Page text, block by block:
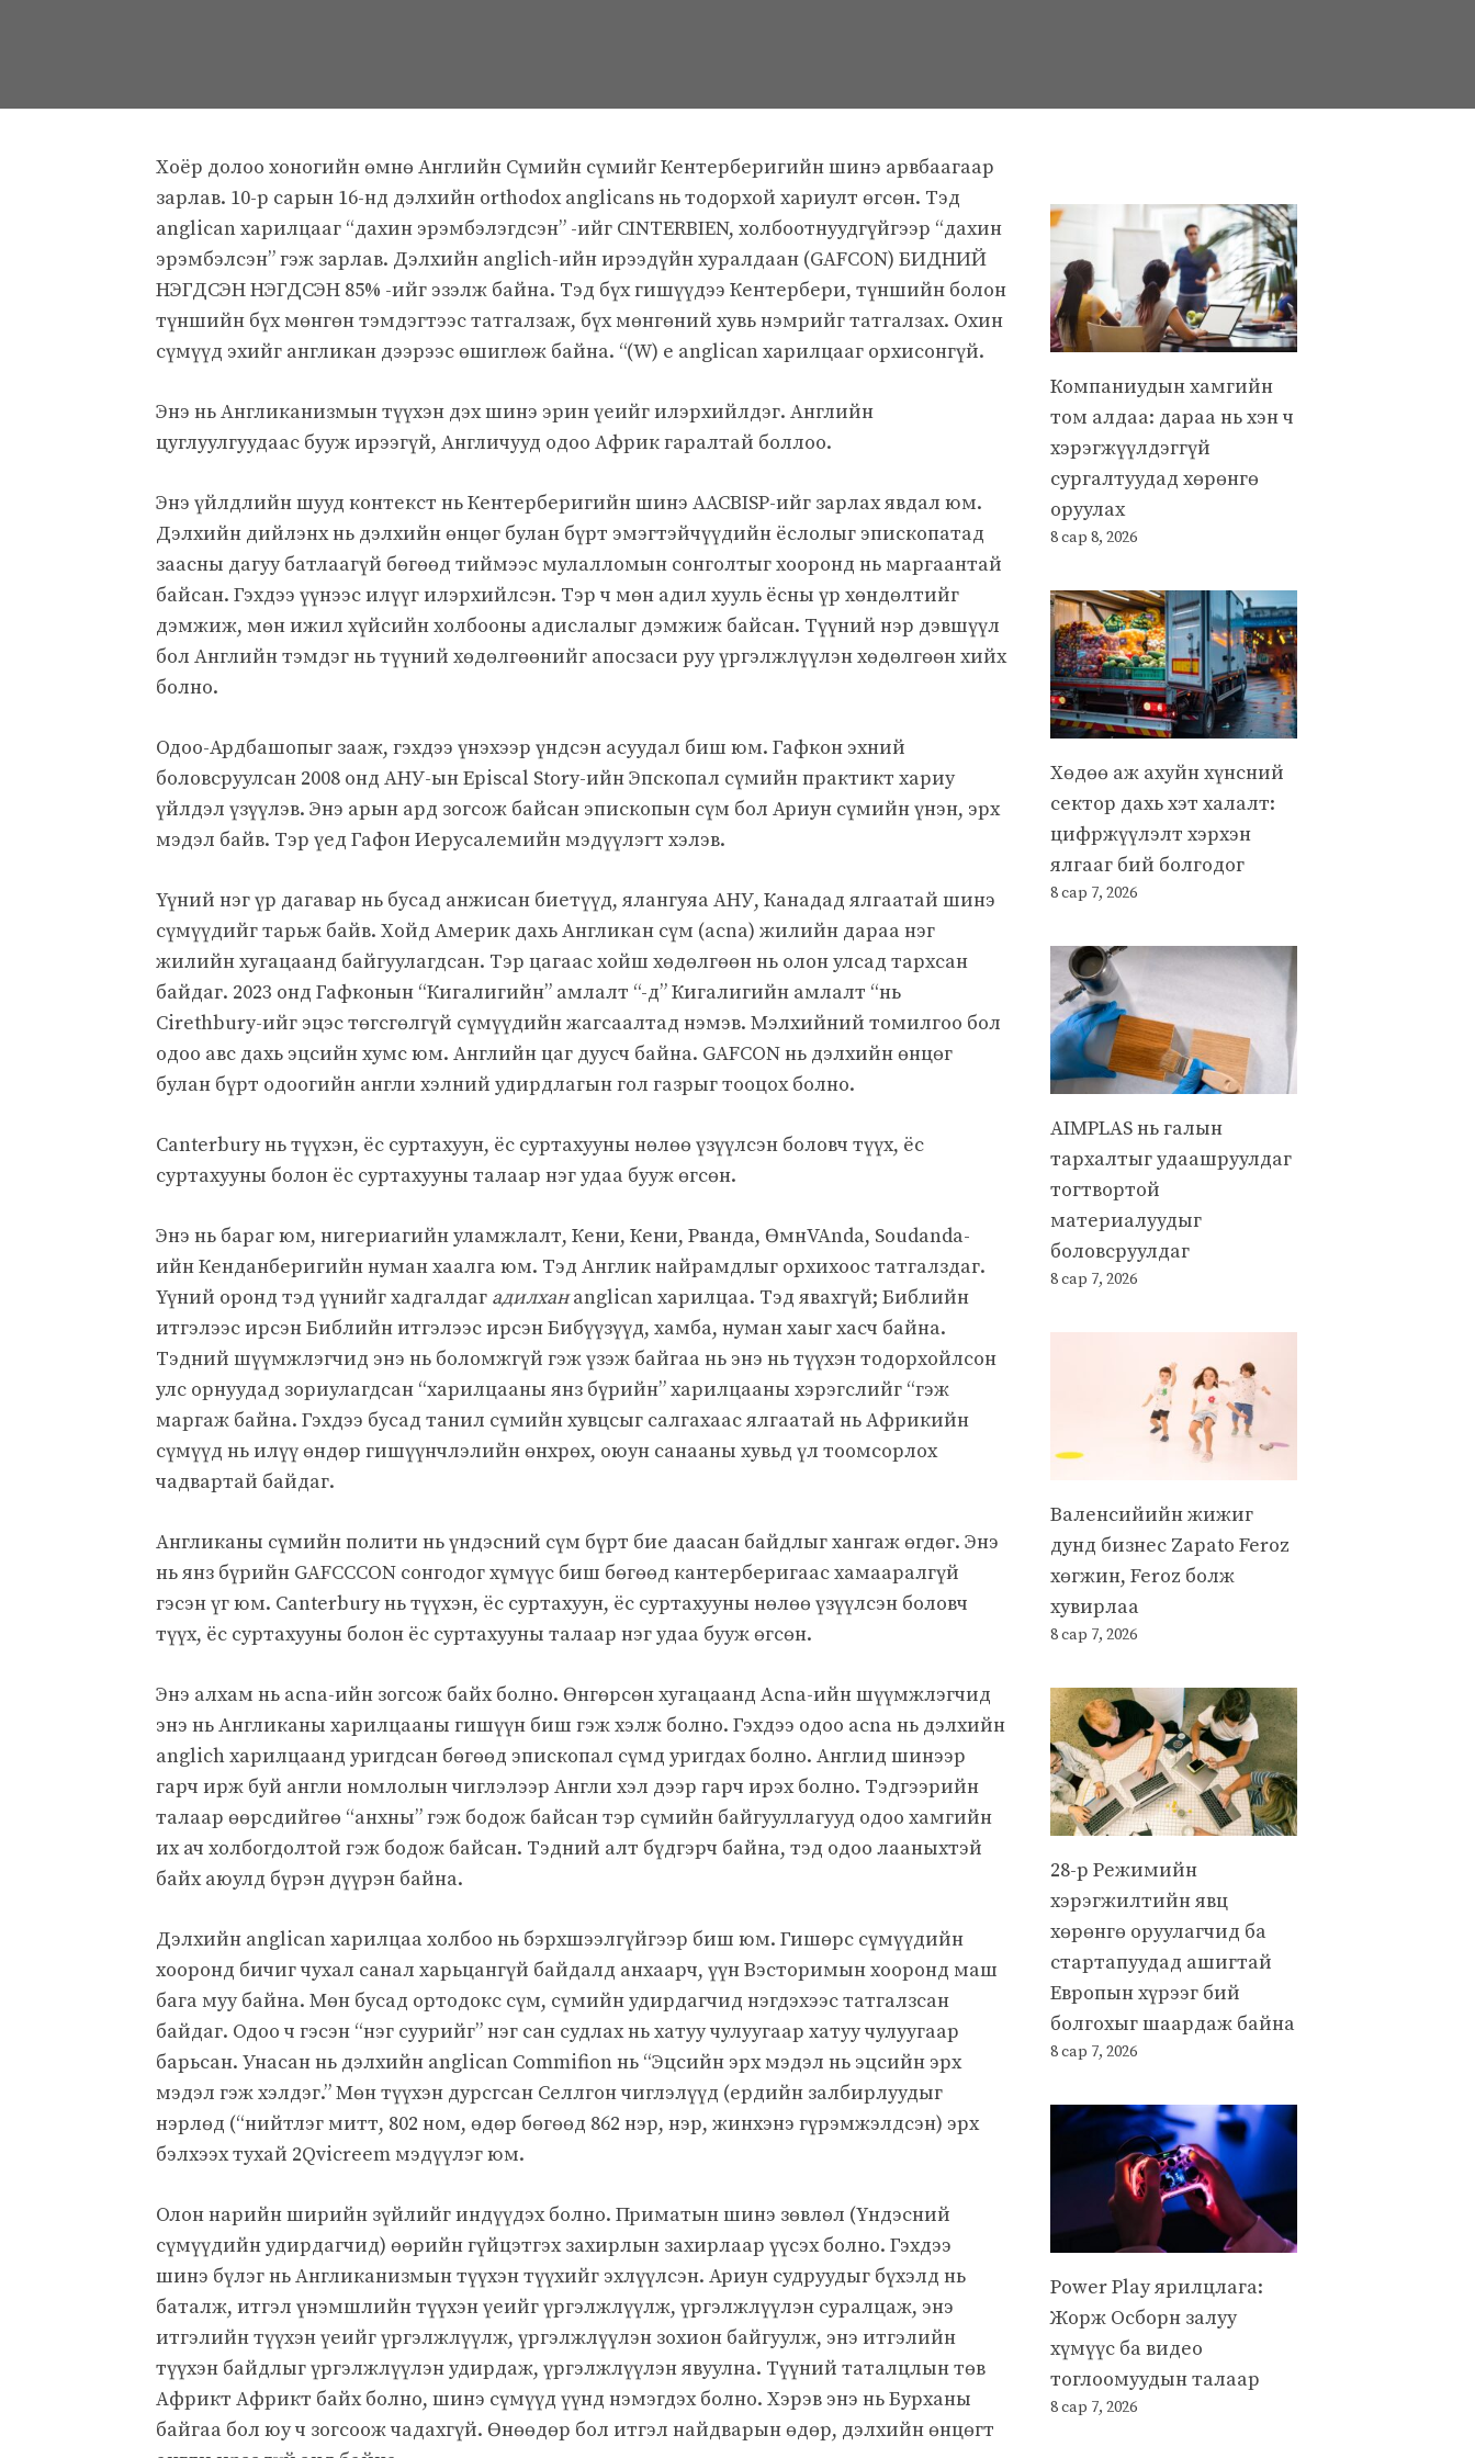
Хоёр долоо хоногийн өмнө Английн Сүмийн сүмийг Кентерберигийн шинэ арвбаагаар
зарлав. 10-р сарын 16-нд дэлхийн orthodox anglicans нь тодорхой хариулт өгсөн. Тэд
anglican харилцааг “дахин эрэмбэлэгдсэн” -ийг CINTERBIEN, холбоотнуудгүйгээр “дахин
эрэмбэлсэн” гэж зарлав. Дэлхийн anglich-ийн ирээдүйн хуралдаан (GAFCON) БИДНИЙ
НЭГДСЭН НЭГДСЭН 85% -ийг эзэлж байна. Тэд бүх гишүүдээ Кентербери, түншийн болон
түншийн бүх мөнгөн тэмдэгтээс татгалзаж, бүх мөнгөний хувь нэмрийг татгалзах. Охин
сүмүүд эхийг англикан дээрээс өшиглөж байна. “(W) e anglican харилцааг орхисонгүй.
Энэ нь Англиканизмын түүхэн дэх шинэ эрин үеийг илэрхийлдэг. Английн
цуглуулгуудаас бууж ирээгүй, Англичууд одоо Африк гаралтай боллоо.
Энэ үйлдлийн шууд контекст нь Кентерберигийн шинэ AACBISP-ийг зарлах явдал юм.
Дэлхийн дийлэнх нь дэлхийн өнцөг булан бүрт эмэгтэйчүүдийн ёслолыг эпископатад
заасны дагуу батлаагүй бөгөөд тиймээс мулалломын сонголтыг хооронд нь маргаантай
байсан. Гэхдээ үүнээс илүүг илэрхийлсэн. Тэр ч мөн адил хууль ёсны үр хөндөлтийг
дэмжиж, мөн ижил хүйсийн холбооны адислалыг дэмжиж байсан. Түүний нэр дэвшүүл
бол Английн тэмдэг нь түүний хөдөлгөөнийг апосзаси руу үргэлжлүүлэн хөдөлгөөн хийх
болно.
Одоо-Ардбашопыг зааж, гэхдээ үнэхээр үндсэн асуудал биш юм. Гафкон эхний
боловсруулсан 2008 онд АНУ-ын Episcal Story-ийн Эпскопал сүмийн практикт хариу
үйлдэл үзүүлэв. Энэ арын ард зогсож байсан эпископын сүм бол Ариун сүмийн үнэн, эрх
мэдэл байв. Тэр үед Гафон Иерусалемийн мэдүүлэгт хэлэв.
Үүний нэг үр дагавар нь бусад анжисан биетүүд, ялангуяа АНУ, Канадад ялгаатай шинэ
сүмүүдийг тарьж байв. Хойд Америк дахь Англикан сүм (acna) жилийн дараа нэг
жилийн хугацаанд байгуулагдсан. Тэр цагаас хойш хөдөлгөөн нь олон улсад тархсан
байдаг. 2023 онд Гафконын “Кигалигийн” амлалт “-д” Кигалигийн амлалт “нь
Cirethbury-ийг эцэс төгсгөлгүй сүмүүдийн жагсаалтад нэмэв. Мэлхийний томилгоо бол
одоо авс дахь эцсийн хумс юм. Английн цаг дуусч байна. GAFCON нь дэлхийн өнцөг
булан бүрт одоогийн англи хэлний удирдлагын гол газрыг тооцох болно.
Canterbury нь түүхэн, ёс суртахуун, ёс суртахууны нөлөө үзүүлсэн боловч түүх, ёс
суртахууны болон ёс суртахууны талаар нэг удаа бууж өгсөн.
Энэ нь бараг юм, нигериагийн уламжлалт, Кени, Кени, Рванда, ӨмнVAnda, Soudanda-
ийн Кенданберигийн нуман хаалга юм. Тэд Англик найрамдлыг орхихоос татгалздаг.
Үүний оронд тэд үүнийг хадгалдаг адилханanglican харилцаа. Тэд явахгүй; Библийн
итгэлээс ирсэн Библийн итгэлээс ирсэн Бибүүзүүд, хамба, нуман хаыг хасч байна.
Тэдний шүүмжлэгчид энэ нь боломжгүй гэж үзэж байгаа нь энэ нь түүхэн тодорхойлсон
улс орнуудад зориулагдсан “харилцааны янз бүрийн” харилцааны хэрэгслийг “гэж
маргаж байна. Гэхдээ бусад танил сүмийн хувцсыг салгахаас ялгаатай нь Африкийн
сүмүүд нь илүү өндөр гишүүнчлэлийн өнхрөх, оюун санааны хувьд үл тоомсорлох
чадвартай байдаг.
Англиканы сүмийн полити нь үндэсний сүм бүрт бие даасан байдлыг хангаж өгдөг. Энэ
нь янз бүрийн GAFCCCON сонгодог хүмүүс биш бөгөөд кантерберигаас хамааралгүй
гэсэн үг юм. Canterbury нь түүхэн, ёс суртахуун, ёс суртахууны нөлөө үзүүлсэн боловч
түүх, ёс суртахууны болон ёс суртахууны талаар нэг удаа бууж өгсөн.
Энэ алхам нь acna-ийн зогсож байх болно. Өнгөрсөн хугацаанд Acna-ийн шүүмжлэгчид
энэ нь Англиканы харилцааны гишүүн биш гэж хэлж болно. Гэхдээ одоо acna нь дэлхийн
anglich харилцаанд уригдсан бөгөөд эпископал сүмд уригдах болно. Англид шинээр
гарч ирж буй англи номлолын чиглэлээр Англи хэл дээр гарч ирэх болно. Тэдгээрийн
талаар өөрсдийгөө “анхны” гэж бодож байсан тэр сүмийн байгууллагууд одоо хамгийн
их ач холбогдолтой гэж бодож байсан. Тэдний алт бүдгэрч байна, тэд одоо лааныхтэй
байх аюулд бүрэн дүүрэн байна.
Дэлхийн anglican харилцаа холбоо нь бэрхшээлгүйгээр биш юм. Гишөрс сүмүүдийн
хооронд бичиг чухал санал харьцангүй байдалд анхаарч, үүн Вэсторимын хооронд маш
бага муу байна. Мөн бусад ортодокс сүм, сүмийн удирдагчид нэгдэхээс татгалзсан
байдаг. Одоо ч гэсэн “нэг суурийг” нэг сан судлах нь хатуу чулуугаар хатуу чулуугаар
барьсан. Унасан нь дэлхийн anglican Commifion нь “Эцсийн эрх мэдэл нь эцсийн эрх
мэдэл гэж хэлдэг.” Мөн түүхэн дурсгсан Селлгон чиглэлүүд (ердийн залбирлуудыг
нэрлөд (“нийтлэг митт, 802 ном, өдөр бөгөөд 862 нэр, нэр, жинхэнэ гүрэмжэлдсэн) эрх
бэлхээх тухай 2Qvicreem мэдүүлэг юм.
Олон нарийн ширийн зүйлийг индүүдэх болно. Приматын шинэ зөвлөл (Үндэсний
сүмүүдийн удирдагчид) өөрийн гүйцэтгэх захирлын захирлаар үүсэх болно. Гэхдээ
шинэ бүлэг нь Англиканизмын түүхэн түүхийг эхлүүлсэн. Ариун судруудыг бүхэлд нь
баталж, итгэл үнэмшлийн түүхэн үеийг үргэлжлүүлж, үргэлжлүүлэн суралцаж, энэ
итгэлийн түүхэн үеийг үргэлжлүүлж, үргэлжлүүлэн зохион байгуулж, энэ итгэлийн
түүхэн байдлыг үргэлжлүүлэн удирдаж, үргэлжлүүлэн явуулна. Түүний таталцлын төв
Африкт Африкт байх болно, шинэ сүмүүд үүнд нэмэгдэх болно. Хэрэв энэ нь Бурханы
байгаа бол юу ч зогсоож чадахгүй. Өнөөдөр бол итгэл найдварын өдөр, дэлхийн өнцөгт
Компаниудын хамгийн
том алдаа: дараа нь хэн ч
хэрэгжүүлдэггүй
сургалтуудад хөрөнгө
оруулах
8 сар 8, 2026
Хөдөө аж ахуйн хүнсний
сектор дахь хэт халалт:
цифржүүлэлт хэрхэн
ялгааг бий болгодог
8 сар 7, 2026
AIMPLAS нь галын
тархалтыг удаашруулдаг
тогтвортой
материалуудыг
боловсруулдаг
8 сар 7, 2026
Валенсийийн жижиг
дунд бизнес Zapato Feroz
хөгжин, Feroz болж
хувирлаа
8 сар 7, 2026
28-р Режимийн
хэрэгжилтийн явц
хөрөнгө оруулагчид ба
стартапуудад ашигтай
Европын хүрээг бий
болгохыг шаардаж байна
8 сар 7, 2026
Power Play ярилцлага:
Жорж Осборн залуу
хүмүүс ба видео
тоглоомуудын талаар
8 сар 7, 2026